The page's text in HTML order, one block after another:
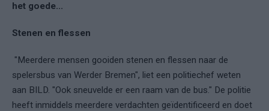
het goede...
Stenen en flessen
"Meerdere mensen gooiden stenen en flessen naar de
spelersbus van Werder Bremen", liet een politiechef weten
aan BILD. "Ook sneuvelde er een raam van de bus." De politie
heeft inmiddels meerdere verdachten geïdentificeerd en doet